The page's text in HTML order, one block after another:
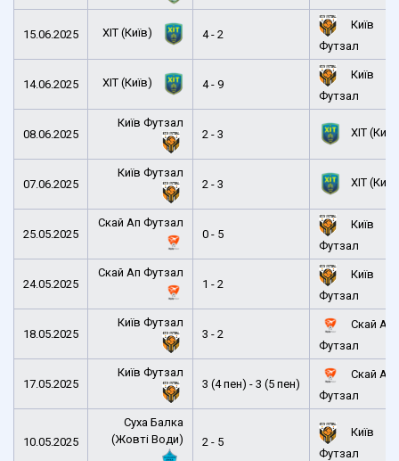
15.06.2025 ХІТ (Київ) 4 - 2
Київ
Футзал
14.06.2025 ХІТ (Київ) 4 - 9
Київ
Футзал
08.06.2025
Київ Футзал
2 - 3
ХІТ
07.06.2025
Київ Футзал
2 - 3
ХІТ
25.05.2025
Скай Ап Футзал
0 - 5
Київ
Футзал
24.05.2025
Скай Ап Футзал
1 - 2
Київ
Футзал
18.05.2025
Київ Футзал
3 - 2
Скай Ап
Футзал
17.05.2025
Київ Футзал
3 (4 пен) - 3 (5 пен)
Скай Ап
Футзал
10.05.2025
Суха Балка
(Жовті Води)
2 - 5
Київ
Футзал